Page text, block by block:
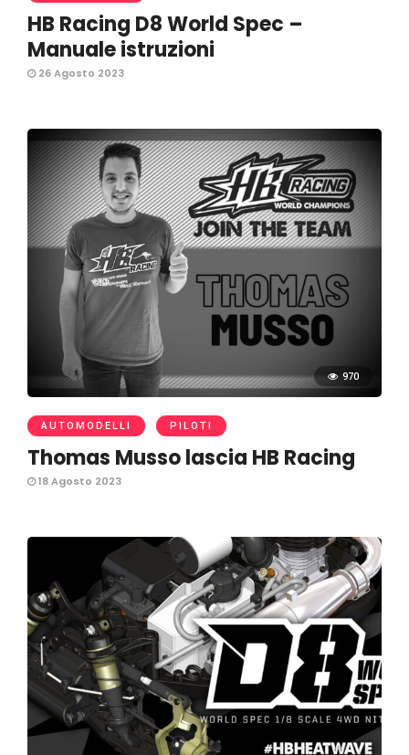
HB Racing D8 World Spec –
Manuale istruzioni
26 Agosto 2023
970
AUTOMODELLI PILOTI
Thomas Musso lascia HB Racing
18 Agosto 2023